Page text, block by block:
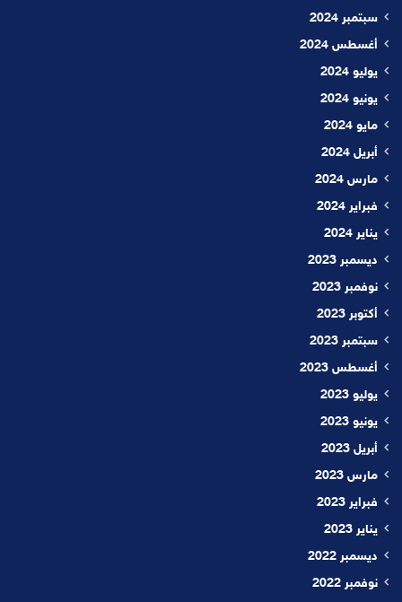
سبتمبر 2024
أغسطس 2024
يوليو 2024
يونيو 2024
مايو 2024
أبريل 2024
مارس 2024
فبراير 2024
يناير 2024
ديسمبر 2023
نوفمبر 2023
أكتوبر 2023
سبتمبر 2023
أغسطس 2023
يوليو 2023
يونيو 2023
أبريل 2023
مارس 2023
فبراير 2023
يناير 2023
ديسمبر 2022
نوفمبر 2022